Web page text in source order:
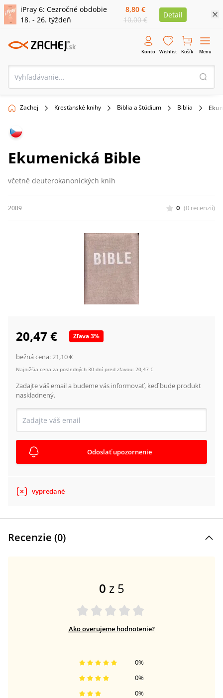
iPray 6: Cezročné obdobie
18. - 26. týždeň
8,80 €
10,00 €
Detail
Konto Wishlist Košík Menu
Zachej Kresťanské knihy Biblia a štúdium Biblia
Ekumenická Bible
včetně deuterokanonických knih
2009 0 (0 recenzií)
20,47 € Zľava3%
bežná cena:21,10 €
Najnižšia cena za posledných 30 dní pred zľavou: 20,47 €
Zadajte váš email a budeme vás informovať, keď bude produkt
naskladnený.
Odoslať upozornenie
vypredané
Recenzie (0)
0 z 5
Ako overujeme hodnotenie?
0%
0%
0%